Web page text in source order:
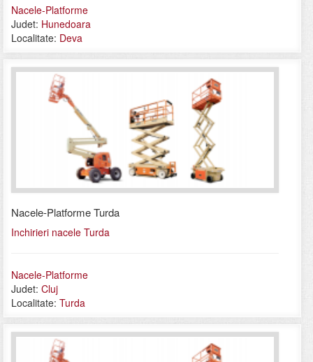
Nacele-Platforme
Judet: Hunedoara
Localitate: Deva
Nacele-Platforme Turda
Inchirieri nacele Turda
Nacele-Platforme
Judet: Cluj
Localitate: Turda